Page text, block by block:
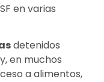
en varias
detenidos
en muchos
a alimentos,